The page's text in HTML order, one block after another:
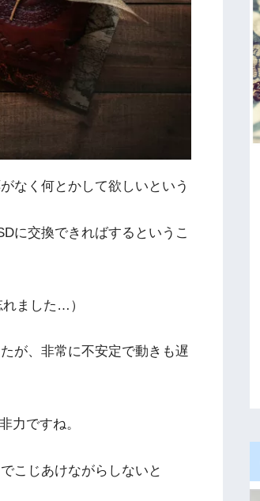
なく何とかして欲しいという
に交換できればするというこ
ました…）
が、非常に不安定で動きも遅
力ですね。
こじあけながらしないと